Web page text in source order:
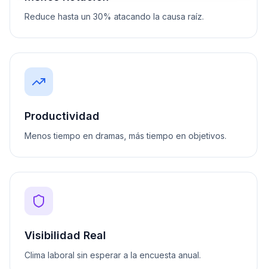
Reduce hasta un 30% atacando la causa raíz.
Productividad
Menos tiempo en dramas, más tiempo en objetivos.
Visibilidad Real
Clima laboral sin esperar a la encuesta anual.